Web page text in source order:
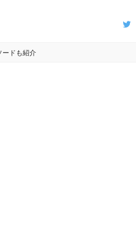
ードも紹介